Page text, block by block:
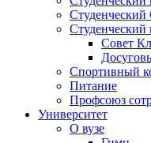
Студенческий
Студенческий
Совет
Спортивный
Питание
Профсоюз
Университет
О вузе